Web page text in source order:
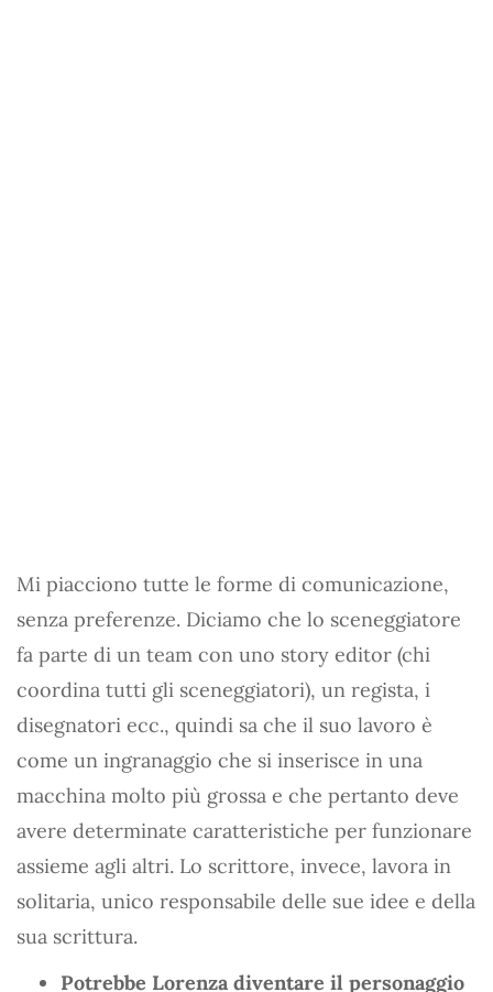
Mi piacciono tutte le forme di comunicazione,
senza preferenze. Diciamo che lo sceneggiatore
fa parte di un team con uno story editor (chi
coordina tutti gli sceneggiatori), un regista, i
disegnatori ecc., quindi sa che il suo lavoro è
come un ingranaggio che si inserisce in una
macchina molto più grossa e che pertanto deve
avere determinate caratteristiche per funzionare
assieme agli altri. Lo scrittore, invece, lavora in
solitaria, unico responsabile delle sue idee e della
sua scrittura.
Potrebbe Lorenza diventare il personaggio